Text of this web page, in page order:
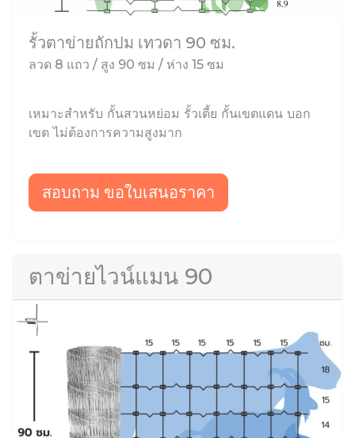
รั้วตาข่ายถักปม เทวดา 90 ซม.
ลวด 8 แถว / สูง 90 ซม / ห่าง 15 ซม
เหมาะสำหรับ กั้นสวนหย่อม รั้วเตี้ย กั้นเขตแดน บอก
เขต ไม่ต้องการความสูงมาก
สอบถาม ขอใบเสนอราคา
ตาข่ายไวน์แมน 90